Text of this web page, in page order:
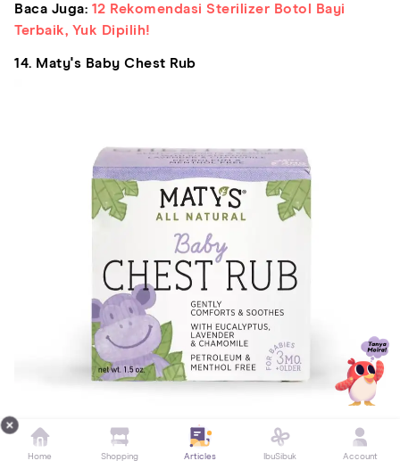
Baca Juga: 12 Rekomendasi Sterilizer Botol Bayi
Terbaik, Yuk Dipilih!
14. Maty's Baby Chest Rub
Foto: Maty&amp;#x27;s Baby Chest Rub (Amazon.com)
Home Shopping Articles IbuSibuk Account